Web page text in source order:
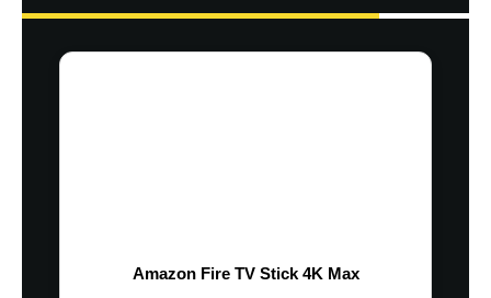
Amazon Fire TV Stick 4K Max